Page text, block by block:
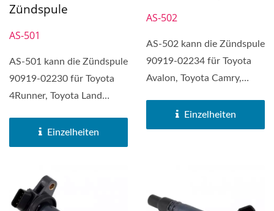
Zündspule
AS-501
AS-501 kann die Zündspule
90919-02230 für Toyota
4Runner, Toyota Land
Einzelheiten
AS-502
AS-502 kann die Zündspule
90919-02234 für Toyota
Avalon, Toyota Camry,
Einzelheiten